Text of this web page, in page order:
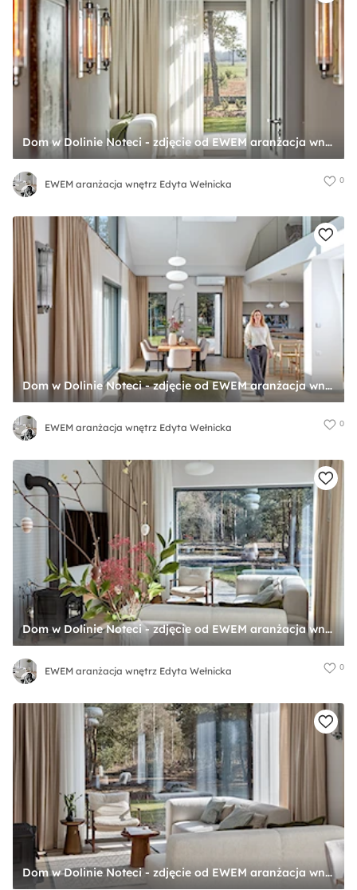
Dom w Dolinie Noteci - zdjęcie od EWEM aranżacja wnętrz Edyta Wełnicka
EWEM aranżacja wnętrz Edyta Wełnicka 0
Dom w Dolinie Noteci - zdjęcie od EWEM aranżacja wnętrz Edyta Wełnicka
EWEM aranżacja wnętrz Edyta Wełnicka 0
Dom w Dolinie Noteci - zdjęcie od EWEM aranżacja wnętrz Edyta Wełnicka
EWEM aranżacja wnętrz Edyta Wełnicka 0
Dom w Dolinie Noteci - zdjęcie od EWEM aranżacja wnętrz Edyta Wełnicka